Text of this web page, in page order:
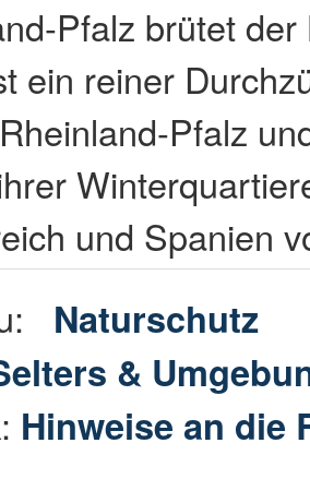
Pfalz brütet
ein reiner
Pfalz
und Spanien
Naturschutz
&
Hinweise an die